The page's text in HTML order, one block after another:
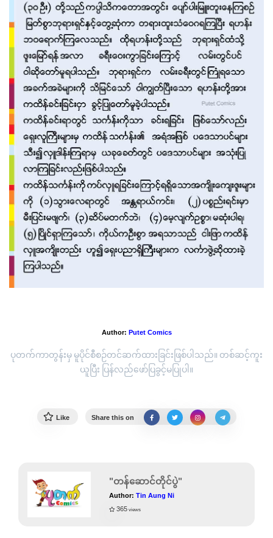
Author: Putet Comics
ပုတက်ကာတွန်းမှ မူပိုင်စီစဉ်တင်ဆက်ထားခြင်းဖြစ်ပါသည်။ တစ်ဆင့်ကူး
ယူပြီး ပြန်လည်ဖော်ပြခွင့်မပြုပါ။
Like Share this on
"တန်ဆောင်တိုင်ပွဲ"
Author: Tin Aung Ni
365 views